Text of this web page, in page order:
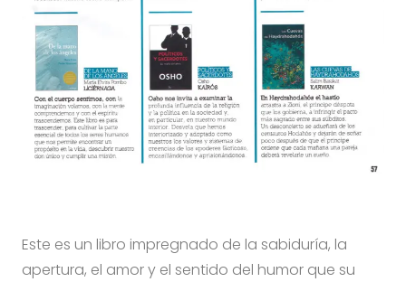
Este es un libro impregnado de la sabiduría, la
apertura, el amor y el sentido del humor que su